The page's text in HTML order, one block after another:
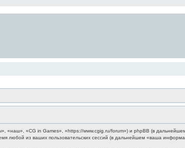
«наш», «CG in Games», «https://www.cgig.ru/forum») и phpBB (в
любой из ваших пользовательских сессий (в дальнейшем «ваша